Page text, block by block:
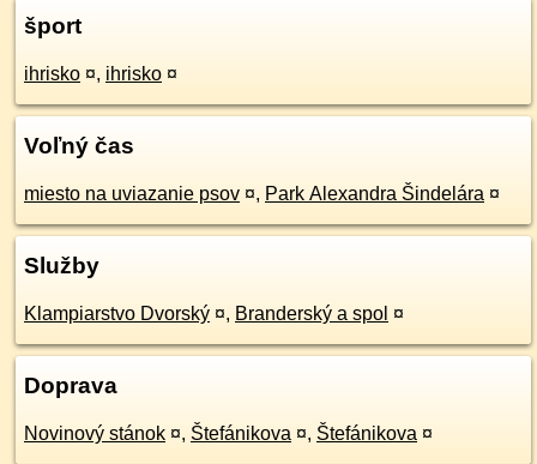
šport
ihrisko ¤, ihrisko ¤
Voľný čas
miesto na uviazanie psov ¤, Park Alexandra Šindelára ¤
Služby
Klampiarstvo Dvorský ¤, Branderský a spol ¤
Doprava
Novinový stánok ¤, Štefánikova ¤, Štefánikova ¤